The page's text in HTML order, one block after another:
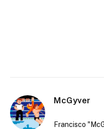
McGyver
Francisco